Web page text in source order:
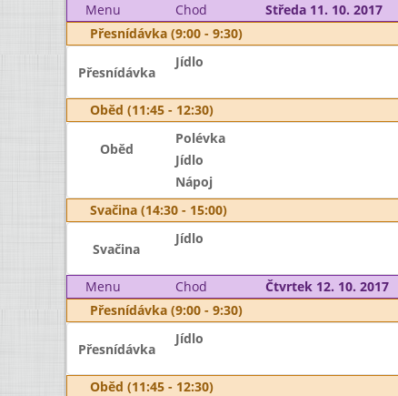
Menu Chod Středa 11. 10. 2017
Přesnídávka (9:00 - 9:30)
Přesnídávka
Jídlo
Oběd (11:45 - 12:30)
Oběd
Polévka
Jídlo
Nápoj
Svačina (14:30 - 15:00)
Svačina
Jídlo
Menu Chod Čtvrtek 12. 10. 2017
Přesnídávka (9:00 - 9:30)
Přesnídávka
Jídlo
Oběd (11:45 - 12:30)